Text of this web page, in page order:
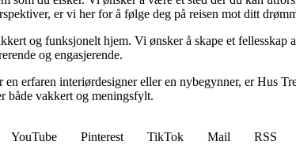
er vi her for å følge deg på reisen mot ditt
og funksjonelt hjem. Vi ønsker å skape et
og engasjerende.
en erfaren interiørdesigner eller en nybegynner, er Hus
både vakkert og meningsfylt.
YouTube Pinterest TikTok Mail
RSS